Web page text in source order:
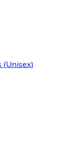
(Unisex)